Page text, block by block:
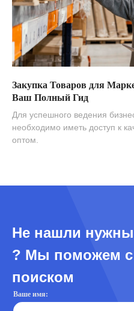
Закупка Товаров для
Ваш Полный Гид
Для успешного ведения
необходимо иметь доступ к
оптом.
Не нашли
? Мы поможем с
поиском
Ваше имя: